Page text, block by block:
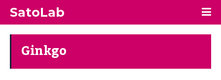
SatoLab
Ginkgo